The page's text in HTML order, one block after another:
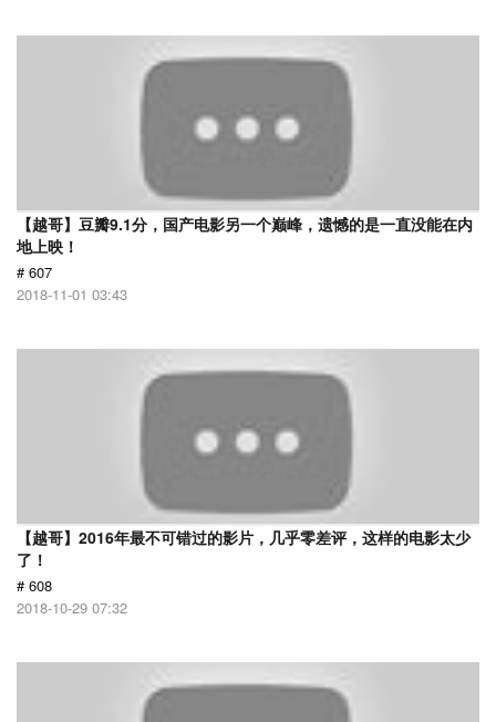
【越哥】豆瓣9.1分，国产电影另一个巅峰，遗憾的是一直没能在内
地上映！
# 607
2018-11-01 03:43
【越哥】2016年最不可错过的影片，几乎零差评，这样的电影太少
了！
# 608
2018-10-29 07:32